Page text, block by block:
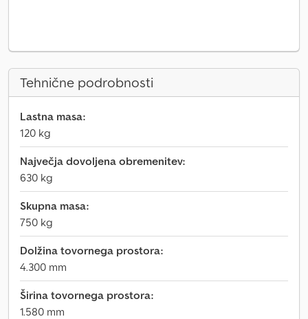
Tehnične podrobnosti
Lastna masa:
120 kg
Največja dovoljena obremenitev:
630 kg
Skupna masa:
750 kg
Dolžina tovornega prostora:
4.300 mm
Širina tovornega prostora:
1.580 mm